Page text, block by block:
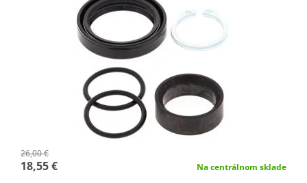
26,00 €
18,55 € Na centrálnom sklade